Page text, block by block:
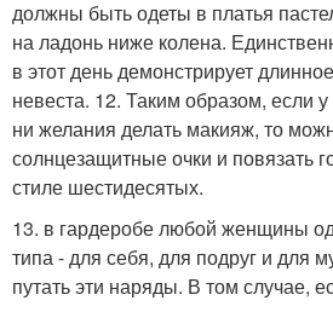
должны быть одеты в платья
на ладонь ниже колена.
в этот день демонстрирует
невеста. 12. Таким образом, если
ни желания делать макияж, то
солнцезащитные очки и повязать
стиле шестидесятых.
13. в гардеробе любой женщины
типа - для себя, для подруг и для
путать эти наряды. В том случае,